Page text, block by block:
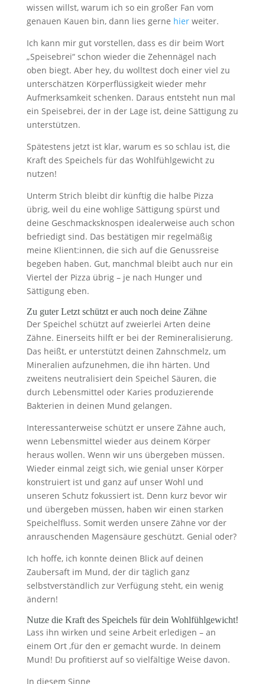
wissen willst, warum ich so ein großer Fan vom
genauen Kauen bin, dann lies gerne hierweiter.
Ich kann mir gut vorstellen, dass es dir beim Wort
„Speisebrei“ schon wieder die Zehennägel nach
oben biegt. Aber hey, du wolltest doch einer viel zu
unterschätzen Körperflüssigkeit wieder mehr
Aufmerksamkeit schenken. Daraus entsteht nun mal
ein Speisebrei, der in der Lage ist, deine Sättigung zu
unterstützen.
Spätestens jetzt ist klar, warum es so schlau ist, die
Kraft des Speichels für das Wohlfühlgewicht zu
nutzen!
Unterm Strich bleibt dir künftig die halbe Pizza
übrig, weil du eine wohlige Sättigung spürst und
deine Geschmacksknospen idealerweise auch schon
befriedigt sind. Das bestätigen mir regelmäßig
meine Klient:innen, die sich auf die Genussreise
begeben haben. Gut, manchmal bleibt auch nur ein
Viertel der Pizza übrig – je nach Hunger und
Sättigung eben.
Zu guter Letzt schützt er auch noch deine Zähne
Der Speichel schützt auf zweierlei Arten deine
Zähne. Einerseits hilft er bei der Remineralisierung.
Das heißt, er unterstützt deinen Zahnschmelz, um
Mineralien aufzunehmen, die ihn härten. Und
zweitens neutralisiert dein Speichel Säuren, die
durch Lebensmittel oder Karies produzierende
Bakterien in deinen Mund gelangen.
Interessanterweise schützt er unsere Zähne auch,
wenn Lebensmittel wieder aus deinem Körper
heraus wollen. Wenn wir uns übergeben müssen.
Wieder einmal zeigt sich, wie genial unser Körper
konstruiert ist und ganz auf unser Wohl und
unseren Schutz fokussiert ist. Denn kurz bevor wir
und übergeben müssen, haben wir einen starken
Speichelfluss. Somit werden unsere Zähne vor der
anrauschenden Magensäure geschützt. Genial oder?
Ich hoffe, ich konnte deinen Blick auf deinen
Zaubersaft im Mund, der dir täglich ganz
selbstverständlich zur Verfügung steht, ein wenig
ändern!
Nutze die Kraft des Speichels für dein Wohlfühlgewicht!
Lass ihn wirken und seine Arbeit erledigen – an
einem Ort ,für den er gemacht wurde. In deinem
Mund! Du profitierst auf so vielfältige Weise davon.
In diesem Sinne